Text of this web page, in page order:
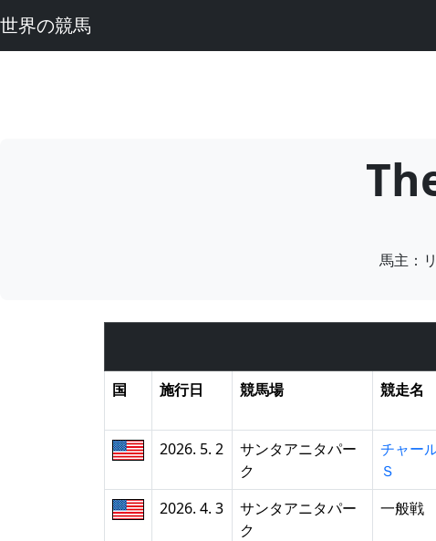
世界の競馬
馬主：
国 施行日 競馬場 競走名
2026. 5. 2
サンタアニタパー
ク
チャー
Ｓ
2026. 4. 3
サンタアニタパー
ク
一般戦